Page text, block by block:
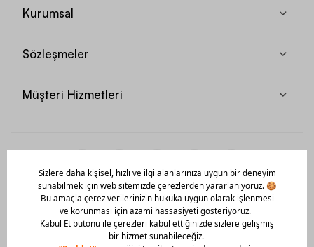
Kurumsal
Sözleşmeler
Müşteri Hizmetleri
Mobil Uygulamamızı Hemen İndir!